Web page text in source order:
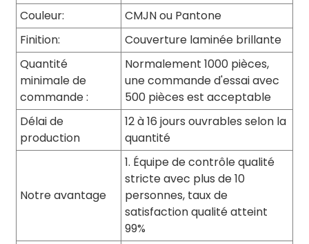
Couleur:
CMJN ou Pantone
Finition:
Couverture laminée brillante
Quantité
minimale de
commande :
Normalement 1000 pièces,
une commande d'essai avec
500 pièces est acceptable
Délai de
production
12 à 16 jours ouvrables selon la
quantité
Notre avantage
1. Équipe de contrôle qualité
stricte avec plus de 10
personnes, taux de
satisfaction qualité atteint
99%